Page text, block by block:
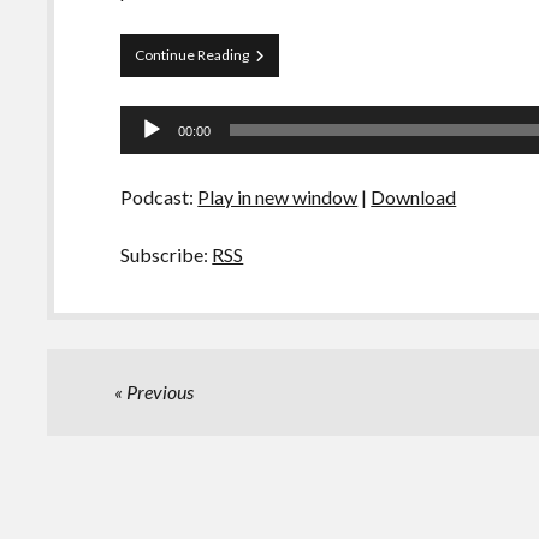
Continue ReadingLa
Siesta
Rosbife,
e
Tocador
00:00
Podcast: Play in new window | Download
Subscribe: RSS
Paginação
Previous